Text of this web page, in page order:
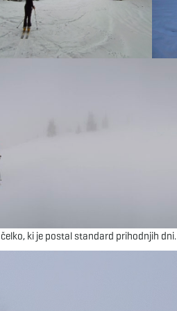
ki je postal standard prihodnjih dni.